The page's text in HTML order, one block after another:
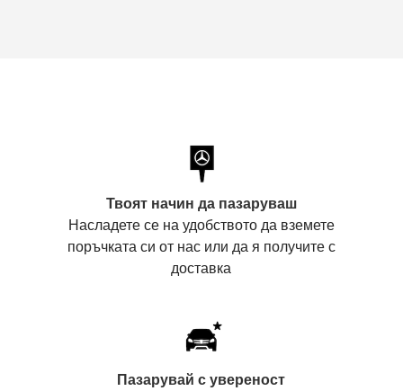
Твоят начин да пазаруваш
Насладете се на удобството да вземете
поръчката си от нас или да я получите с
доставка
Пазарувай с увереност